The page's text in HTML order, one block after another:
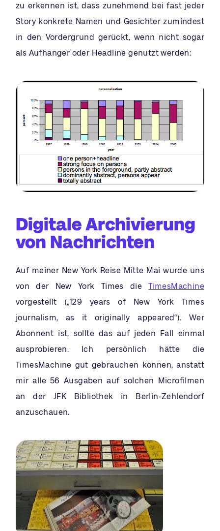
zu erkennen ist, dass zunehmend bei fast jeder
Story konkrete Namen und Gesichter zumindest
in den Vordergrund gerückt, wenn nicht sogar
als Aufhänger oder Headline genutzt werden:
Digitale Archivierung
von Nachrichten
Auf meiner New York Reise Mitte Mai wurde uns
von der New York Times dieTimesMachine
vorgestellt („129 years of New York Times
journalism, as it originally appeared“). Wer
Abonnent ist, sollte das auf jeden Fall einmal
ausprobieren. Ich persönlich hätte die
TimesMachine gut gebrauchen können, anstatt
mir alle 56 Ausgaben auf solchen Microfilmen
an der JFK Bibliothek in Berlin-Zehlendorf
anzuschauen.